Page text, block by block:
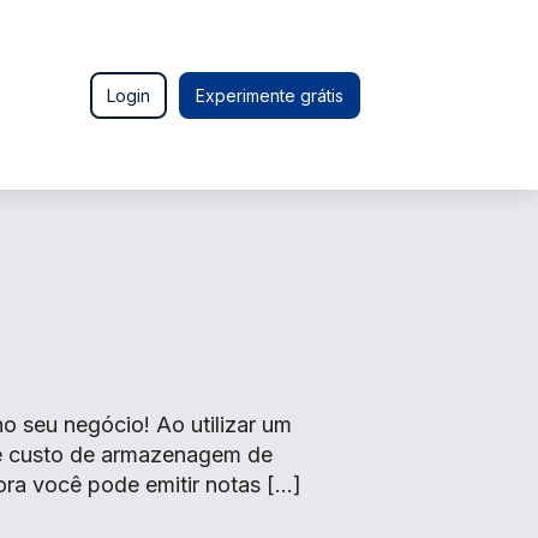
Login Experimente grátis
seu negócio! Ao utilizar um
de armazenagem de
você pode emitir notas […]